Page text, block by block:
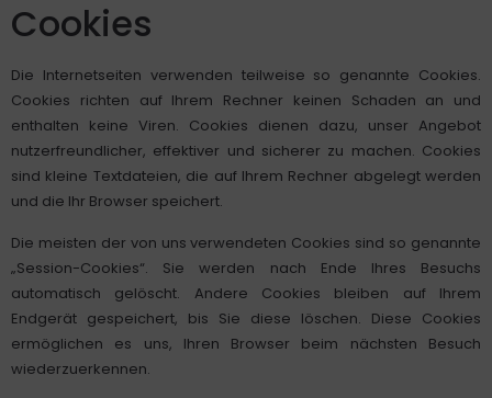
Cookies
Die Internetseiten verwenden teilweise so genannte Cookies.
Cookies richten auf Ihrem Rechner keinen Schaden an und
enthalten keine Viren. Cookies dienen dazu, unser Angebot
nutzerfreundlicher, effektiver und sicherer zu machen. Cookies
sind kleine Textdateien, die auf Ihrem Rechner abgelegt werden
und die Ihr Browser speichert.
Die meisten der von uns verwendeten Cookies sind so genannte
„Session-Cookies“. Sie werden nach Ende Ihres Besuchs
automatisch gelöscht. Andere Cookies bleiben auf Ihrem
Endgerät gespeichert, bis Sie diese löschen. Diese Cookies
ermöglichen es uns, Ihren Browser beim nächsten Besuch
wiederzuerkennen.